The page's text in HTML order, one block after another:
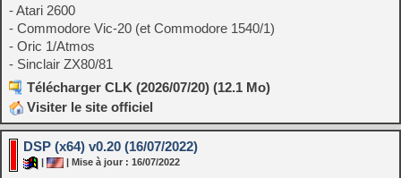
- Atari 2600
- Commodore Vic-20 (et Commodore 1540/1)
- Oric 1/Atmos
- Sinclair ZX80/81
Télécharger CLK (2026/07/20) (12.1 Mo)
Visiter le site officiel
DSP (x64) v0.20 (16/07/2022)
| Mise à jour : 16/07/2022